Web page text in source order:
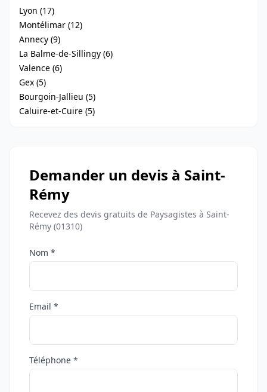
Lyon (17)
Montélimar (12)
Annecy (9)
La Balme-de-Sillingy (6)
Valence (6)
Gex (5)
Bourgoin-Jallieu (5)
Caluire-et-Cuire (5)
Demander un devis à Saint-
Rémy
Recevez des devis gratuits de Paysagistes à Saint-
Rémy (01310)
Nom *
Email *
Téléphone *